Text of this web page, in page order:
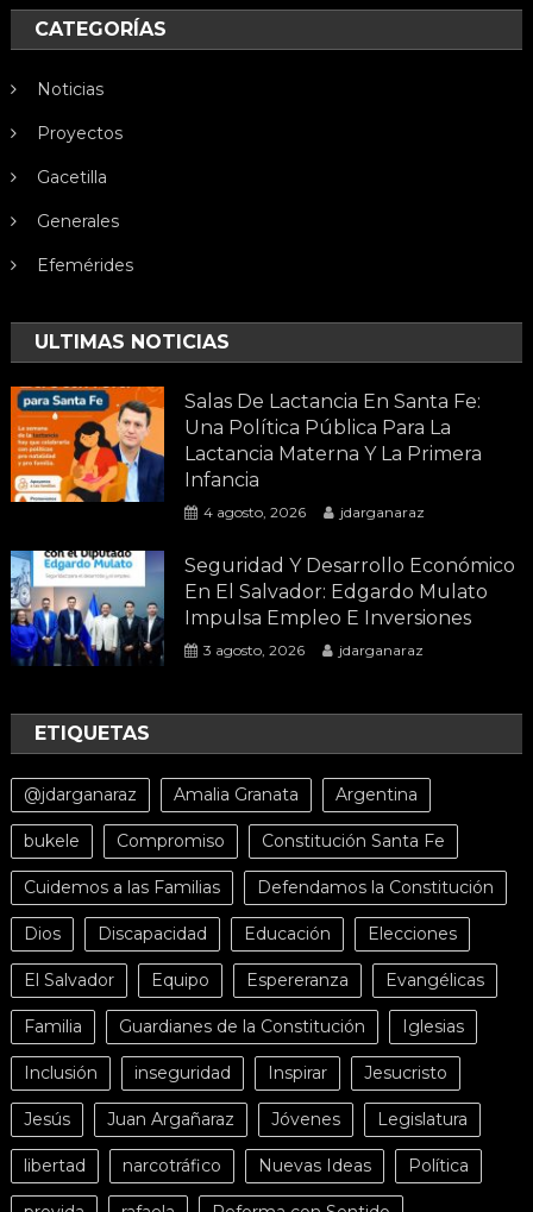
CATEGORÍAS
Noticias
Proyectos
Gacetilla
Generales
Efemérides
ULTIMAS NOTICIAS
Salas De Lactancia En Santa Fe:
Una Política Pública Para La
Lactancia Materna Y La Primera
Infancia
4 agosto, 2026 jdarganaraz
Seguridad Y Desarrollo Económico
En El Salvador: Edgardo Mulato
Impulsa Empleo E Inversiones
3 agosto, 2026 jdarganaraz
ETIQUETAS
@jdarganaraz Amalia Granata Argentina
bukele Compromiso Constitución Santa Fe
Cuidemos a las Familias Defendamos la Constitución
Dios Discapacidad Educación Elecciones
El Salvador Equipo Espereranza Evangélicas
Familia Guardianes de la Constitución Iglesias
Inclusión inseguridad Inspirar Jesucristo
Jesús Juan Argañaraz Jóvenes Legislatura
libertad narcotráfico Nuevas Ideas Política